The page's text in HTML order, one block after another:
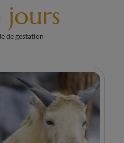
jours
de gestation